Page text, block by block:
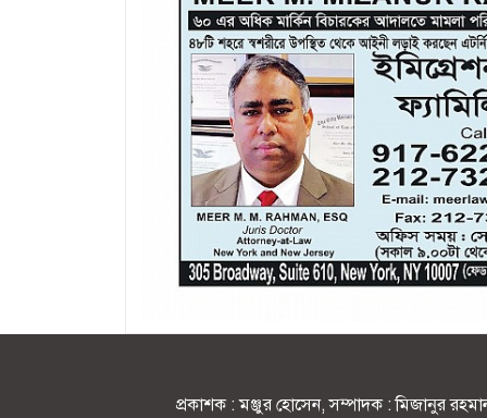
প্রকাশক : মঞ্জুর হোসেন, সম্পাদক : মিজানুর